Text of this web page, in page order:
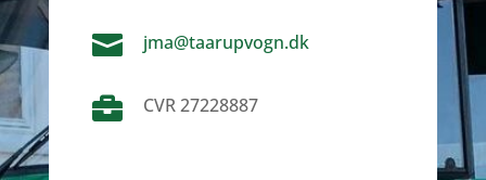
 jma@taarupvogn.dk
 CVR 27228887